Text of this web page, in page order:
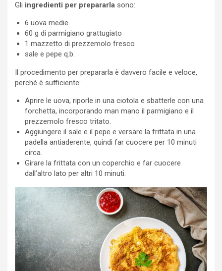
Gli ingredienti per prepararla sono:
6 uova medie
60 g di parmigiano grattugiato
1 mazzetto di prezzemolo fresco
sale e pepe q.b.
Il procedimento per prepararla è davvero facile e veloce,
perché è sufficiente:
Aprire le uova, riporle in una ciotola e sbatterle con una
forchetta, incorporando man mano il parmigiano e il
prezzemolo fresco tritato.
Aggiungere il sale e il pepe e versare la frittata in una
padella antiaderente, quindi far cuocere per 10 minuti
circa.
Girare la frittata con un coperchio e far cuocere
dall’altro lato per altri 10 minuti.